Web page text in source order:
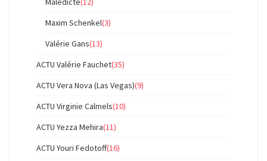
Maxim Schenkel(3)
Valérie Gans(13)
ACTU Valérie Fauchet(35)
ACTU Vera Nova (Las Vegas)(9)
ACTU Virginie Calmels(10)
ACTU Yezza Mehira(11)
ACTU Youri Fedotoff(16)